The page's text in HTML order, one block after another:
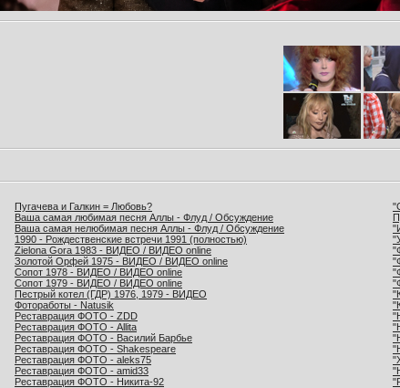
Пугачева и Галкин = Любовь?
Ваша самая любимая песня Аллы - Флуд / Обсуждение
Ваша самая нелюбимая песня Аллы - Флуд / Обсуждение
1990 - Рождественские встречи 1991 (полностью)
Zielona Gora 1983 - ВИДЕО / ВИДЕО online
Золотой Орфей 1975 - ВИДЕО / ВИДЕО online
Сопот 1978 - ВИДЕО / ВИДЕО online
Сопот 1979 - ВИДЕО / ВИДЕО online
Пестрый котел (ГДР) 1976, 1979 - ВИДЕО
Фотоработы - Natusik
Реставрация ФОТО - ZDD
Реставрация ФОТО - Allita
Реставрация ФОТО - Василий Барбье
Реставрация ФОТО - Shakespeare
Реставрация ФОТО - aleks75
Реставрация ФОТО - amid33
Реставрация ФОТО - Никита-92